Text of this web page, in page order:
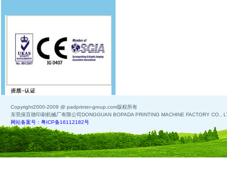
Copyright2000-2009 @ padprinter-group.com版权所有
东莞保百德印刷机械厂有限公司DONGGUAN BOPADA PRINTING MACHINE FACTORY CO.,
网站备案号：粤ICP备16112182号